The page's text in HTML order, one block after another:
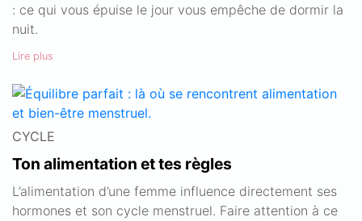
: ce qui vous épuise le jour vous empêche de dormir la
nuit.
Lire plus
CYCLE
Ton alimentation et tes règles
L’alimentation d’une femme influence directement ses
hormones et son cycle menstruel. Faire attention à ce